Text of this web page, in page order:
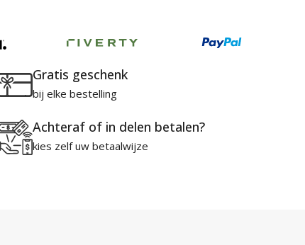
Gratis geschenk
bij elke bestelling
Achteraf of in delen betalen?
kies zelf uw betaalwijze